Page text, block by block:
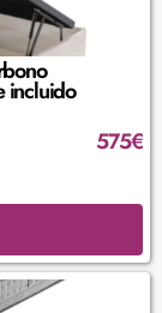
incluido
575€